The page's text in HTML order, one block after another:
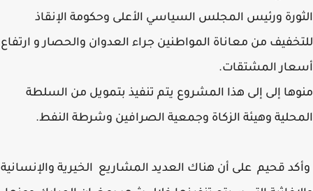
ورئيس المجلس السياسي الأعلى وحكومة الإنقاذ
من معاناة المواطنين جراء العدوان والحصار و ارتفاع
المشتقات.
إلى إلى هذا المشروع يتم تنفيذ بتمويل من السلطة
وهيئة الزكاة وجمعية الصرافين وشرطة النفط.
قحيم على أن هناك العديد المشاريع الخيرية والإنسانية